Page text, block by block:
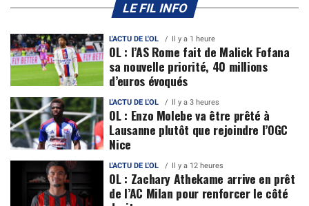
LE FIL INFO
L'ACTU DE L'OL Il y a 1 heure
OL : l’AS Rome fait de Malick Fofana
sa nouvelle priorité, 40 millions
d’euros évoqués
L'ACTU DE L'OL Il y a 3 heures
OL : Enzo Molebe va être prêté à
Lausanne plutôt que rejoindre l’OGC
Nice
L'ACTU DE L'OL Il y a 12 heures
OL : Zachary Athekame arrive en prêt
de l’AC Milan pour renforcer le côté